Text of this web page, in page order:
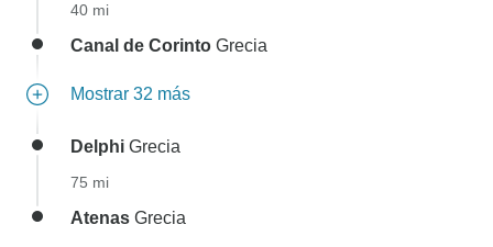
40 mi
Canal de Corinto Grecia
Mostrar 32 más
Delphi Grecia
75 mi
Atenas Grecia